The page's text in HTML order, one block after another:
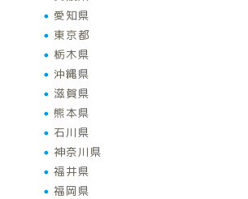
愛知県
東京都
栃木県
沖縄県
滋賀県
熊本県
石川県
神奈川県
福井県
福岡県